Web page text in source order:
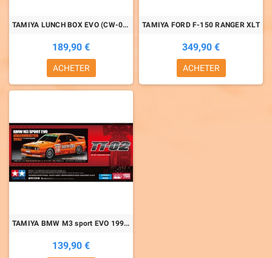
TAMIYA LUNCH BOX EVO (CW-01E)
189,90 €
ACHETER
TAMIYA FORD F-150 RANGER XLT
349,90 €
ACHETER
TAMIYA BMW M3 sport EVO 1992 (TT02)
139,90 €